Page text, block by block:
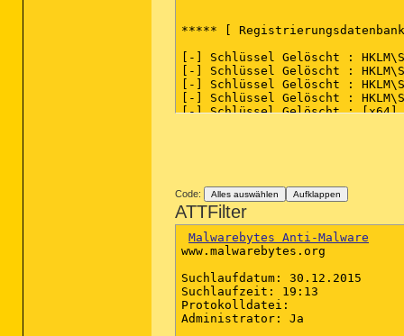
***** [
[-] Schlüssel Gelöscht :
[-] Schlüssel Gelöscht :
[-] Schlüssel Gelöscht :
[-] Schlüssel Gelöscht :
[-] Schlüssel Gelöscht : [x64]
*************************
:: "Tracing" Schlüssel gelöscht
:: Proxy Einstellungen
:: Winsock Einstellungen
:: Chrome Richtlinien gelöscht
########## EOF -
Code: Alles auswählen Aufklappen
ATTFilter
Malwarebytes Anti-Malware
www.malwarebytes.org
Suchlaufdatum: 30.12.2015
Suchlaufzeit: 19:13
Protokolldatei:
Administrator: Ja